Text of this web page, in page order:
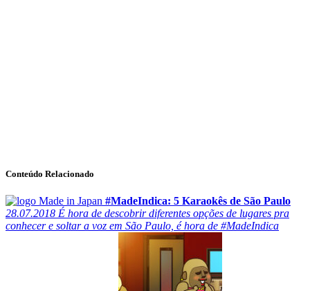
Conteúdo Relacionado
#MadeIndica: 5 Karaokês de São Paulo
28.07.2018 É hora de descobrir diferentes opções de lugares pra
conhecer e soltar a voz em São Paulo, é hora de #MadeIndica